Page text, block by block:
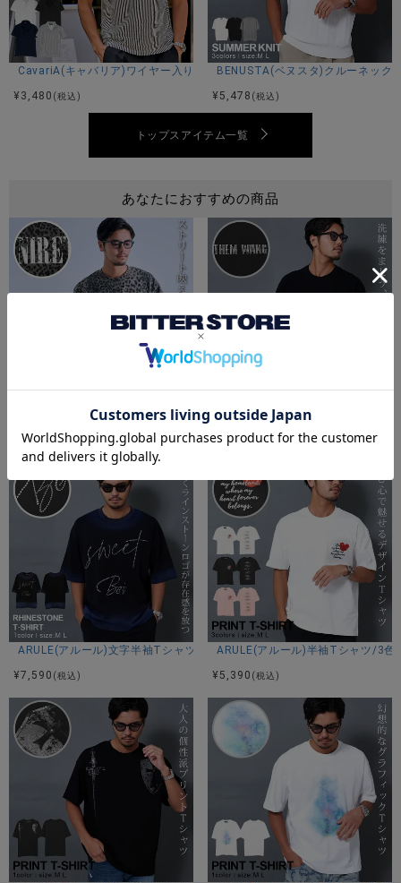
サイズ(cm)
44(M)：着丈71身幅50肩幅52袖丈23
46(L)：着丈73身幅52肩幅54袖丈24
※平置き計測。
TAIRA：身長180cm 体重67kg Lサイズ着用
カラー展開
アイテムガイド
伸縮性-あり 透け感-ホワイトのみ多少あり 生地の厚み-普通
裏地-なし
※当店スタッフの個人的な感想になります。お客様により、感
じ方等異なる場合がございますので、あくまでもご参考とし
てご利用ください。
CavariA(キャバリア)ワイヤー入りイタリアンカラー半袖シアサッカーポ
¥ 3,480 (税込)
BENUSTA(ベヌスタ)クルーネック
¥ 5,478 (税込)
トップスアイテム一覧
あなたにおすすめの商品
ARULE(アルール)レオパード擦れ発泡ロゴ半袖Tシャツ/全1色
6,490(税込)
ARULE(アルール)半袖Tシャツ/2色
¥6,050(税込)
ARULE(アルール)文字半袖Tシャツ/1色
¥7,590 (税込)
ARULE(アルール)半袖Tシャツ/3色
¥ 5,390 (税込)